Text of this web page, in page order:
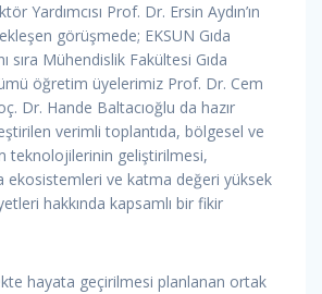
Yardımcısı Prof. Dr. Ersin Aydın’ın
görüşmede; EKSUN Gıda
sıra Mühendislik Fakültesi Gıda
öğretim üyelerimiz Prof. Dr. Cem
Dr. Hande Baltacıoğlu da hazır
verimli toplantıda, bölgesel ve
teknolojilerinin geliştirilmesi,
ekosistemleri ve katma değeri yüksek
hakkında kapsamlı bir fikir
hayata geçirilmesi planlanan ortak